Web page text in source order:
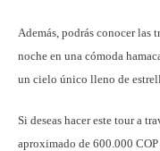
Además, podrás conocer las
noche en una cómoda
un cielo único lleno de
Si deseas hacer este tour a
aproximado de 600.000